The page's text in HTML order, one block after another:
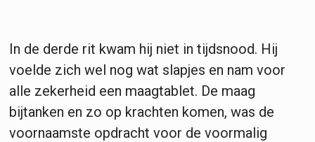
In de derde rit kwam hij niet in tijdsnood. Hij
voelde zich wel nog wat slapjes en nam voor
alle zekerheid een maagtablet. De maag
bijtanken en zo op krachten komen, was de
voornaamste opdracht voor de voormalig